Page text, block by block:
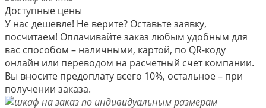
Доступные цены
У нас дешевле! Не верите? Оставьте заявку,
посчитаем! Оплачивайте заказ любым удобным для
вас способом – наличными, картой, по QR-коду
онлайн или переводом на расчетный счет компании.
Вы вносите предоплату всего 10%, остальное – при
получении заказа.